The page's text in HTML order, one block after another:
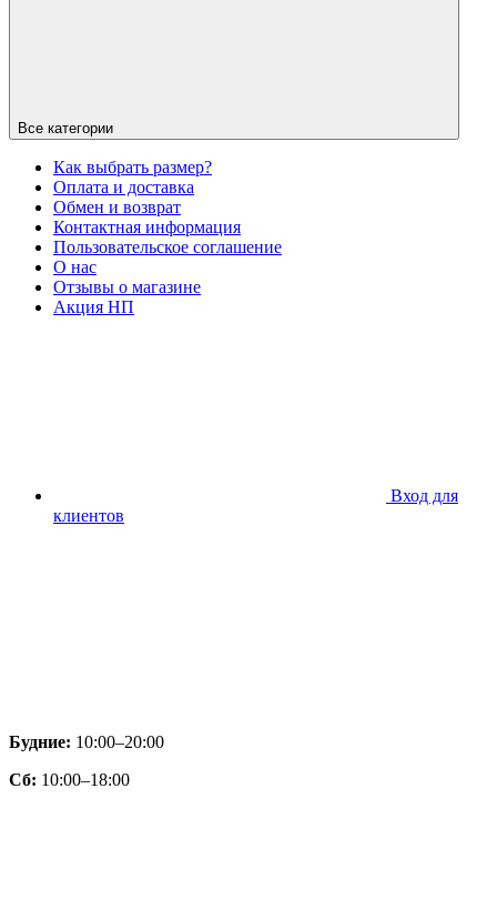
Все категории
Как выбрать размер?
Оплата и доставка
Обмен и возврат
Контактная информация
Пользовательское соглашение
О нас
Отзывы о магазине
Акция НП
Вход для
клиентов
Будние: 10:00–20:00
Сб: 10:00–18:00